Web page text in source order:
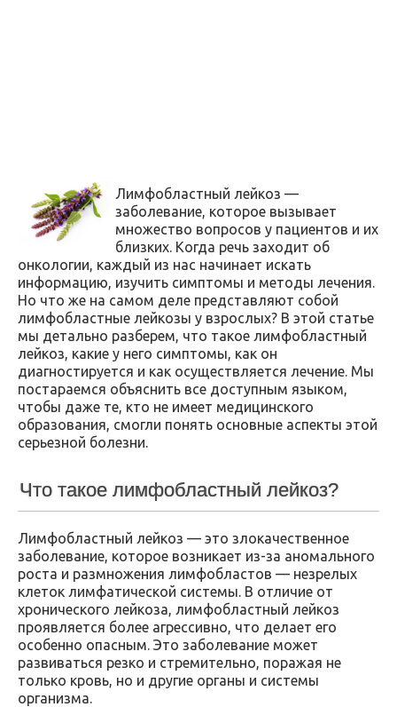
Лимфобластный лейкоз —
заболевание, которое вызывает
множество вопросов у пациентов и их
близких. Когда речь заходит об
онкологии, каждый из нас начинает искать
информацию, изучить симптомы и методы лечения.
Но что же на самом деле представляют собой
лимфобластные лейкозы у взрослых? В этой статье
мы детально разберем, что такое лимфобластный
лейкоз, какие у него симптомы, как он
диагностируется и как осуществляется лечение. Мы
постараемся объяснить все доступным языком,
чтобы даже те, кто не имеет медицинского
образования, смогли понять основные аспекты этой
серьезной болезни.
Что такое лимфобластный лейкоз?
Лимфобластный лейкоз — это злокачественное
заболевание, которое возникает из-за аномального
роста и размножения лимфобластов — незрелых
клеток лимфатической системы. В отличие от
хронического лейкоза, лимфобластный лейкоз
проявляется более агрессивно, что делает его
особенно опасным. Это заболевание может
развиваться резко и стремительно, поражая не
только кровь, но и другие органы и системы
организма.